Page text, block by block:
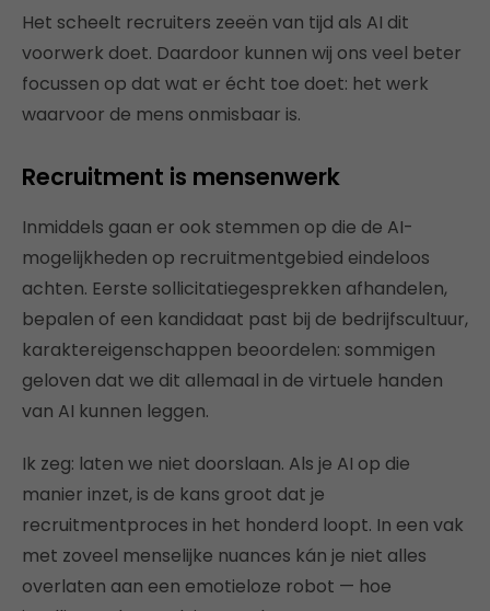
Het scheelt recruiters zeeën van tijd als AI dit
voorwerk doet. Daardoor kunnen wij ons veel beter
focussen op dat wat er écht toe doet: het werk
waarvoor de mens onmisbaar is.
Recruitment is mensenwerk
Inmiddels gaan er ook stemmen op die de AI-
mogelijkheden op recruitmentgebied eindeloos
achten. Eerste sollicitatiegesprekken afhandelen,
bepalen of een kandidaat past bij de bedrijfscultuur,
karaktereigenschappen beoordelen: sommigen
geloven dat we dit allemaal in de virtuele handen
van AI kunnen leggen.
Ik zeg: laten we niet doorslaan. Als je AI op die
manier inzet, is de kans groot dat je
recruitmentproces in het honderd loopt. In een vak
met zoveel menselijke nuances kán je niet alles
overlaten aan een emotieloze robot — hoe